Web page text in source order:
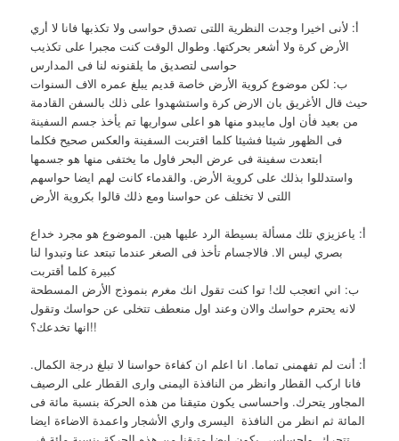
أ: لأنى اخيرا وجدت النظرية اللتى تصدق حواسى ولا تكذبها فانا لا أري
الأرض كرة ولا أشعر بحركتها. وطوال الوقت كنت مجبرا على تكذيب
حواسى لتصديق ما يلقنونه لنا فى المدارس
ب: لكن موضوع كروية الأرض خاصة قديم يبلغ عمره الاف السنوات
حيث قال الأغريق بان الارض كرة واستشهدوا على ذلك بالسفن القادمة
من بعيد فأن اول مايبدو منها هو اعلى سواريها تم يأخذ جسم السفينة
فى الظهور شيئا فشيئا كلما اقتربت السفينة والعكس صحيح فكلما
ابتعدت سفينة فى عرض البحر فاول ما يختفى منها هو جسمها
واستدللوا بذلك على كروية الأرض. والقدماء كانت لهم ايضا حواسهم
اللتى لا تختلف عن حواسنا ومع ذلك قالوا بكروية الأرض
أ: ياعزيزي تلك مسألة بسيطة الرد عليها هين. الموضوع هو مجرد خداع
بصري ليس الا. فالاجسام تأخذ فى الصغر عندما تبتعد عنا وتبدوا لنا
كبيرة كلما أقتربت
ب: اني اتعجب لك! توا كنت تقول انك مغرم بنموذج الأرض المسطحة
لانه يحترم حواسك والان وعند اول منعطف تتخلى عن حواسك وتقول
انها تخدعك؟!!
أ: أنت لم تفهمنى تماما. انا اعلم ان كفاءة حواسنا لا تبلغ درجة الكمال.
فانا اركب القطار وانظر من النافذة اليمنى وارى القطار على الرصيف
المجاور يتحرك. واحساسى يكون متيقنا من هذه الحركة بنسبة مائة فى
المائة ثم انظر من النافذة اليسرى واري الأشجار واعمدة الاضاءة ايضا